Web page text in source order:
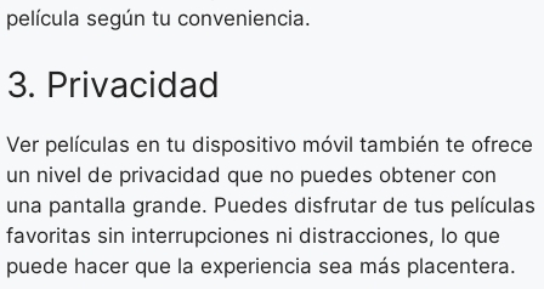
película según tu conveniencia.
3. Privacidad
Ver películas en tu dispositivo móvil también te ofrece
un nivel de privacidad que no puedes obtener con
una pantalla grande. Puedes disfrutar de tus películas
favoritas sin interrupciones ni distracciones, lo que
puede hacer que la experiencia sea más placentera.